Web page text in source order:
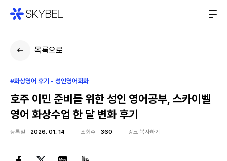
목록으로
#화상영어 후기 - 성인영어회화
호주 이민 준비를 위한 성인 영어공부, 스카이벨
영어 화상수업 한 달 변화 후기
등록일 2026. 01. 14 조회수 360 링크 복사하기